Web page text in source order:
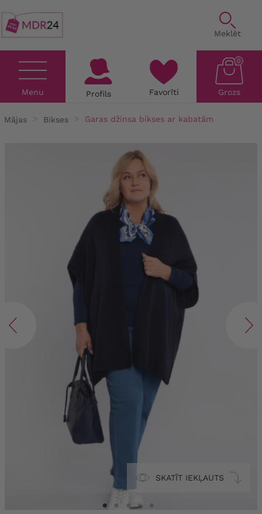
Meklēt
Menu Profils Favorīti Grozs
0
Mājas Bikses Garas džinsa bikses ar kabatām
SKATĪT IEKĻAUTS